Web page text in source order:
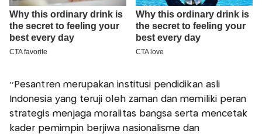
‘’Pesantren merupakan institusi pendidikan asli
Indonesia yang teruji oleh zaman dan memiliki peran
strategis menjaga moralitas bangsa serta mencetak
kader pemimpin berjiwa nasionalisme dan